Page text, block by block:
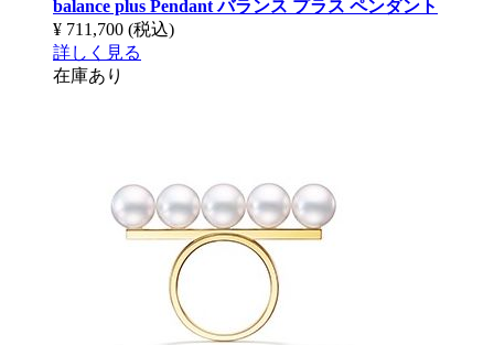
balance plus Pendantバランス プラス ペンダント
¥ 711,700 (税込)
詳しく見る
在庫あり